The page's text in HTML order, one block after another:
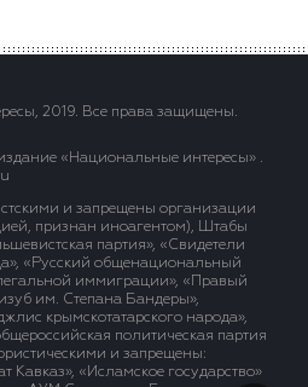
2019. Все права защищены.
«Национальные интересы» .
и запрещены организации
признан иноагентом), Штабы
партия», «Свидетели
«Русский общенациональный
иммиграции», «Правый
им. Степана Бандеры»,
крымскотатарского народа»,
политическая партия
и запрещены:
Кавказ», «Исламское государство»